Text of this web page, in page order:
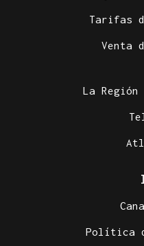
Tarifas
Venta
La
Política